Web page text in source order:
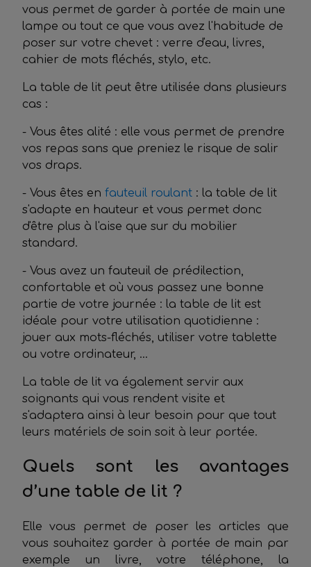
vous permet de garder à portée de main une
lampe ou tout ce que vous avez l'habitude de
poser sur votre chevet : verre d'eau, livres,
cahier de mots fléchés, stylo, etc.
La table de lit peut être utilisée dans plusieurs
cas :
- Vous êtes alité : elle vous permet de prendre
vos repas sans que preniez le risque de salir
vos draps.
- Vous êtes en fauteuil roulant : la table de lit
s'adapte en hauteur et vous permet donc
d'être plus à l'aise que sur du mobilier
standard.
- Vous avez un fauteuil de prédilection,
confortable et où vous passez une bonne
partie de votre journée : la table de lit est
idéale pour votre utilisation quotidienne :
jouer aux mots-fléchés, utiliser votre tablette
ou votre ordinateur, ...
La table de lit va également servir aux
soignants qui vous rendent visite et
s'adaptera ainsi à leur besoin pour que tout
leurs matériels de soin soit à leur portée.
Quels sont les avantages
d’une table de lit ?
Elle vous permet de poser les articles que
vous souhaitez garder à portée de main par
exemple un livre, votre téléphone, la